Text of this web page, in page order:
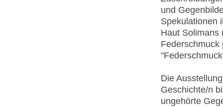
und
Spekulationen
Haut Solimans
Federschmuck
Die
Geschichte/n
ungehörte